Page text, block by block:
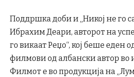
Поддршка доби и „Никој не го
Ибрахим Деари, авторот на
го викаат Реџо“, кој беше еден
филмови од албански автор во
Филмот е во продукција на